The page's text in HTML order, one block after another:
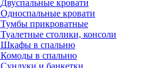
Двуспальные кровати
Односпальные кровати
Тумбы прикроватные
Туалетные столики, консоли
Шкафы в спальню
Комоды в спальню
Сундуки и банкетки